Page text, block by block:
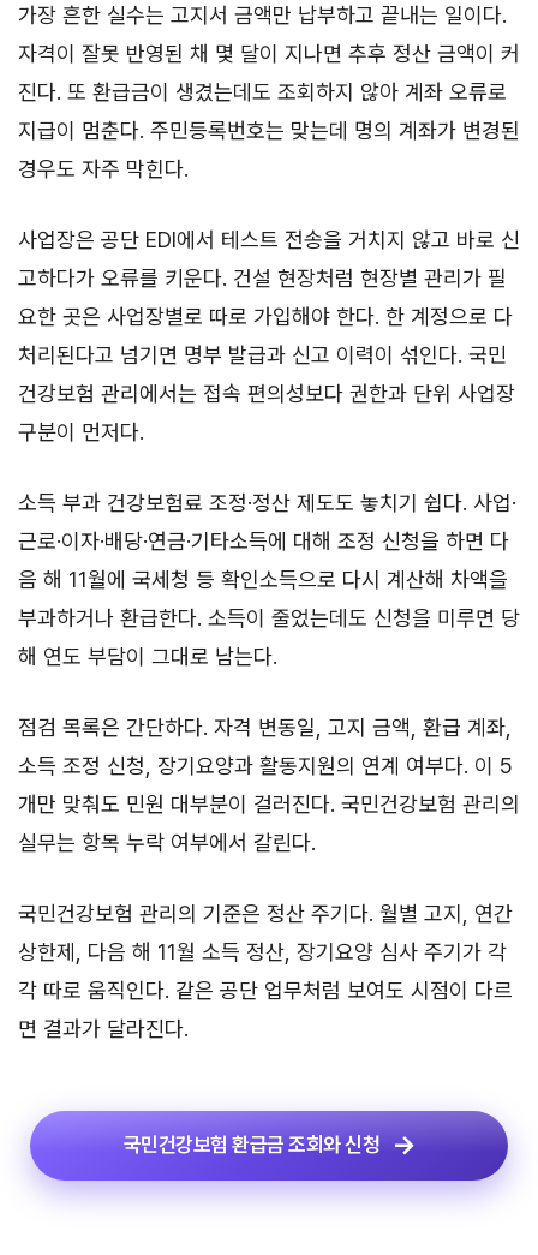
가장 흔한 실수는 고지서 금액만 납부하고 끝내는 일이다.
자격이 잘못 반영된 채 몇 달이 지나면 추후 정산 금액이 커
진다. 또 환급금이 생겼는데도 조회하지 않아 계좌 오류로
지급이 멈춘다. 주민등록번호는 맞는데 명의 계좌가 변경된
경우도 자주 막힌다.
사업장은 공단 EDI에서 테스트 전송을 거치지 않고 바로 신
고하다가 오류를 키운다. 건설 현장처럼 현장별 관리가 필
요한 곳은 사업장별로 따로 가입해야 한다. 한 계정으로 다
처리된다고 넘기면 명부 발급과 신고 이력이 섞인다. 국민
건강보험 관리에서는 접속 편의성보다 권한과 단위 사업장
구분이 먼저다.
소득 부과 건강보험료 조정·정산 제도도 놓치기 쉽다. 사업·
근로·이자·배당·연금·기타소득에 대해 조정 신청을 하면 다
음 해 11월에 국세청 등 확인소득으로 다시 계산해 차액을
부과하거나 환급한다. 소득이 줄었는데도 신청을 미루면 당
해 연도 부담이 그대로 남는다.
점검 목록은 간단하다. 자격 변동일, 고지 금액, 환급 계좌,
소득 조정 신청, 장기요양과 활동지원의 연계 여부다. 이 5
개만 맞춰도 민원 대부분이 걸러진다. 국민건강보험 관리의
실무는 항목 누락 여부에서 갈린다.
국민건강보험 관리의 기준은 정산 주기다. 월별 고지, 연간
상한제, 다음 해 11월 소득 정산, 장기요양 심사 주기가 각
각 따로 움직인다. 같은 공단 업무처럼 보여도 시점이 다르
면 결과가 달라진다.
국민건강보험 환급금 조회와 신청